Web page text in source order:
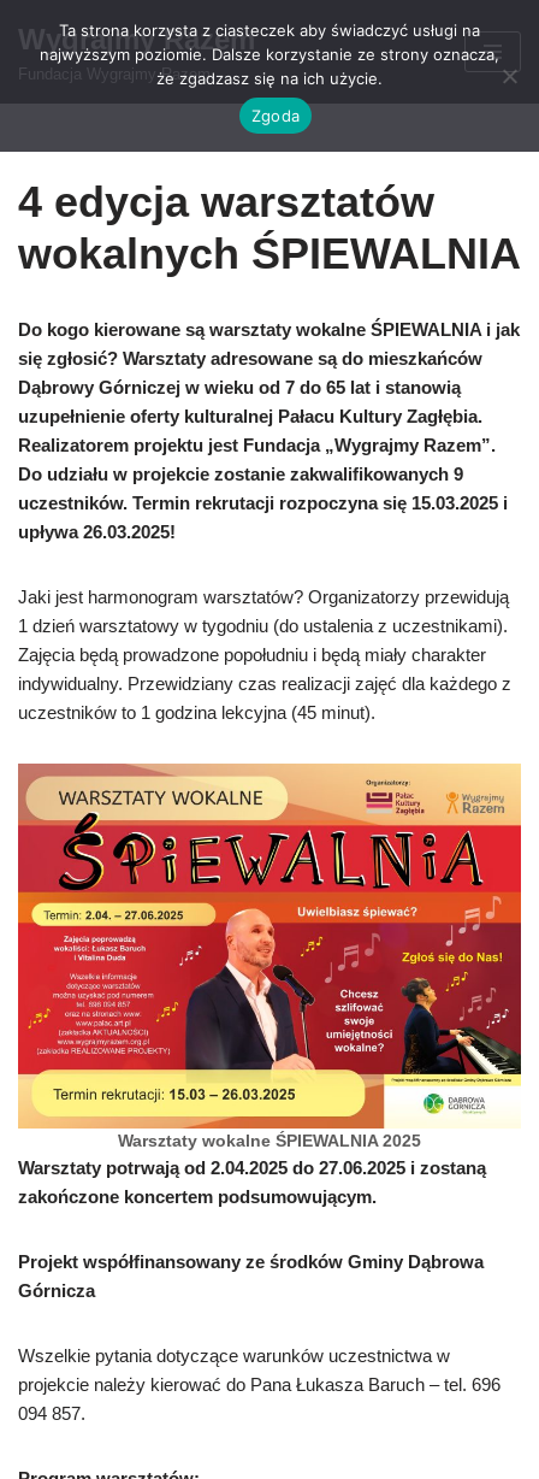
Przejdź
Wygrajmy Razem
Fundacja Wygrajmy Razem
4 edycja warsztatów
wokalnych ŚPIEWALNIA
Do kogo kierowane są warsztaty wokalne ŚPIEWALNIA i jak
się zgłosić? Warsztaty adresowane są do mieszkańców
Dąbrowy Górniczej w wieku od 7 do 65 lat i stanowią
uzupełnienie oferty kulturalnej Pałacu Kultury Zagłębia.
Realizatorem projektu jest Fundacja „Wygrajmy Razem”.
Do udziału w projekcie zostanie zakwalifikowanych 9
uczestników. Termin rekrutacji rozpoczyna się 15.03.2025 i
upływa 26.03.2025!
Jaki jest harmonogram warsztatów? Organizatorzy przewidują
1 dzień warsztatowy w tygodniu (do ustalenia z uczestnikami).
Zajęcia będą prowadzone popołudniu i będą miały charakter
indywidualny. Przewidziany czas realizacji zajęć dla każdego z
uczestników to 1 godzina lekcyjna (45 minut).
Warsztaty wokalne ŚPIEWALNIA 2025
Warsztaty potrwają od 2.04.2025 do 27.06.2025 i zostaną
zakończone koncertem podsumowującym.
Projekt współfinansowany ze środków Gminy Dąbrowa
Górnicza
Wszelkie pytania dotyczące warunków uczestnictwa w
projekcie należy kierować do Pana Łukasza Baruch – tel. 696
094 857.
Ta strona korzysta z ciasteczek aby świadczyć usługi na
najwyższym poziomie. Dalsze korzystanie ze strony oznacza,
że zgadzasz się na ich użycie.
Zgoda